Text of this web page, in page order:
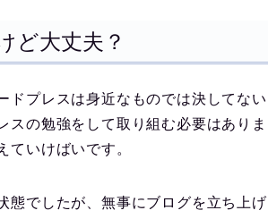
ど大丈夫？
ドプレスは身近なものでは決してない
の勉強をして取り組む必要はありま
ていけばいです。
態でしたが、無事にブログを立ち上げ